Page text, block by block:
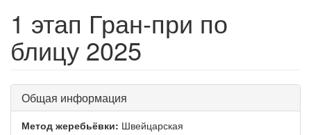
1 этап Гран-при по
блицу 2025
Общая информация
Метод жеребьёвки: Швейцарская